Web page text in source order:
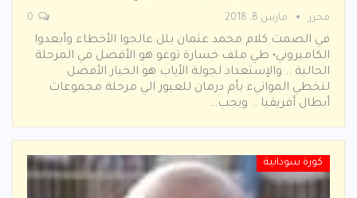
محرر مارس 8, 2018
في الصمت كلام محمد عثمان بلل عالجوا الأخطاء وأبعدوا
الكاميروني• طي ملف خسارة توغو هو الأفضل في المرحلة
الحالية .. والإستعداد لجولة الأياب هو الخيار الأفضل
لتخطي الموانيء بأم درمان للعبور الي مرحلة مجموعات
أبطال أفريقيا .. ويجب…
كورة سودانية